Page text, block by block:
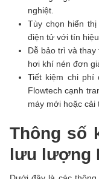
nghiệt.
Tùy chọn hiển
điện tử với tín
Dễ bảo trì và
hơi khí nén đơn
Tiết kiệm chi phí
Flowtech cạnh
máy mới hoặc cải
Thông số
lưu lượng